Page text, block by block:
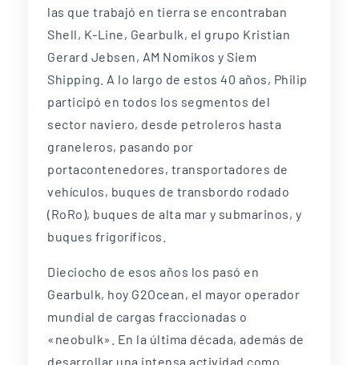
las que trabajó en tierra se encontraban
Shell, K-Line, Gearbulk, el grupo Kristian
Gerard Jebsen, AM Nomikos y Siem
Shipping. A lo largo de estos 40 años, Philip
participó en todos los segmentos del
sector naviero, desde petroleros hasta
graneleros, pasando por
portacontenedores, transportadores de
vehículos, buques de transbordo rodado
(RoRo), buques de alta mar y submarinos, y
buques frigoríficos.
Dieciocho de esos años los pasó en
Gearbulk, hoy G2Ocean, el mayor operador
mundial de cargas fraccionadas o
«neobulk». En la última década, además de
desarrollar una intensa actividad como